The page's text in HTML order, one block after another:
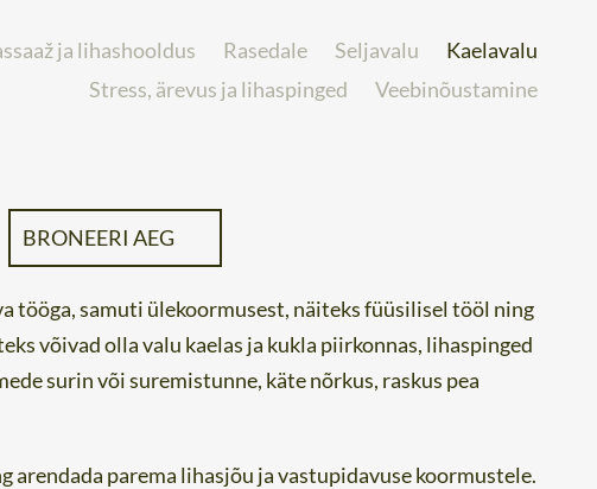
ja lihashooldus Rasedale Seljavalu
Kaelavalu
Stress, ärevus ja lihaspinged
Veebinõustamine
BRONEERI AEG
tööga, samuti ülekoormusest, näiteks füüsilisel tööl ning
võivad olla valu kaelas ja kukla piirkonnas, lihaspinged
surin või suremistunne, käte nõrkus, raskus pea
arendada parema lihasjõu ja vastupidavuse koormustele.